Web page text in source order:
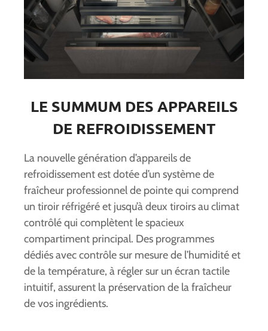
LE SUMMUM DES APPAREILS
DE REFROIDISSEMENT
La nouvelle génération d’appareils de
refroidissement est dotée d’un système de
fraîcheur professionnel de pointe qui comprend
un tiroir réfrigéré et jusqu’à deux tiroirs au climat
contrôlé qui complètent le spacieux
compartiment principal. Des programmes
dédiés avec contrôle sur mesure de l’humidité et
de la température, à régler sur un écran tactile
intuitif, assurent la préservation de la fraîcheur
de vos ingrédients.